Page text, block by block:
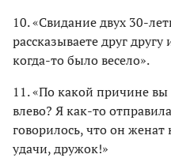
10. «Свидание двух 30-
рассказываете друг
когда-то было весело».
11. «По какой причине вы
влево? Я как-то
говорилось, что он женат
удачи, дружок!»